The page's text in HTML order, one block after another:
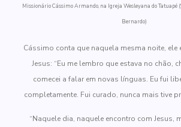
Missionário Cássimo Armando, na Igreja Wesleyana do Tatuapé
Bernardo)
Cássimo conta que naquela mesma noite, ele
Jesus: “Eu me lembro que estava no chão,
comecei a falar em novas línguas. Eu fui
completamente. Fui curado, nunca mais tive
“Naquele dia, naquele encontro com Jesus,